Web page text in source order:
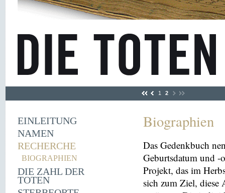
1 2
EINLEITUNG
NAMEN
RECHERCHE
BIOGRAPHIEN
DIE ZAHL DER
TOTEN
Biographien
Das Gedenkbuch
Geburtsdatum und -
Projekt, das im
sich zum Ziel, diese